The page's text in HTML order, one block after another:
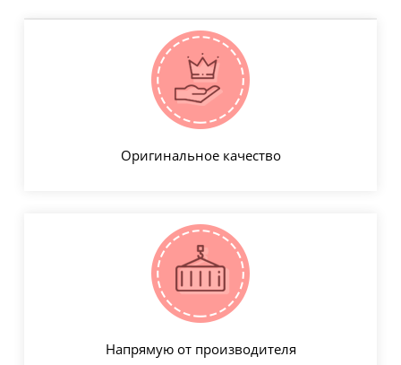
Оригинальное качество
Напрямую от производителя